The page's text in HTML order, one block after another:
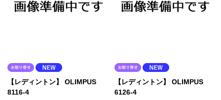
【レディントン】 OLIMPUS
8116-4
【レディントン】 OLIMPUS
6126-4